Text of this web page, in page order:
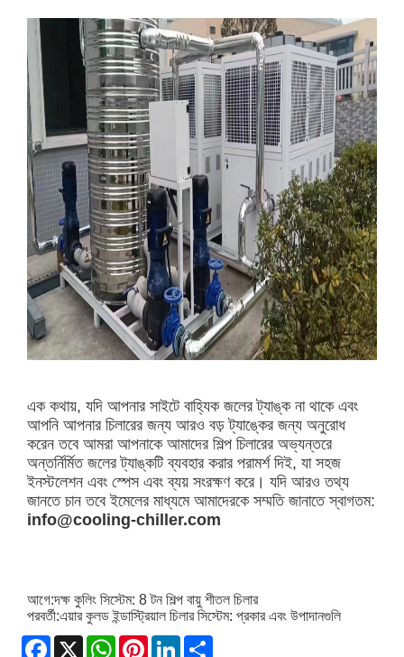
এক কথায়, যদি আপনার সাইটে বাহ্যিক জলের ট্যাঙ্ক না থাকে এবং
আপনি আপনার চিলারের জন্য আরও বড় ট্যাঙ্কের জন্য অনুরোধ
করেন তবে আমরা আপনাকে আমাদের শিল্প চিলারের অভ্যন্তরে
অন্তর্নির্মিত জলের ট্যাঙ্কটি ব্যবহার করার পরামর্শ দিই, যা সহজ
ইনস্টলেশন এবং স্পেস এবং ব্যয় সংরক্ষণ করে। যদি আরও তথ্য
জানতে চান তবে ইমেলের মাধ্যমে আমাদেরকে সম্মতি জানাতে স্বাগতম:
info@cooling-chiller.com
আগে:দক্ষ কুলিং সিস্টেম: 8 টন শিল্প বায়ু শীতল চিলার
পরবর্তী:এয়ার কুলড ইন্ডাস্ট্রিয়াল চিলার সিস্টেম: প্রকার এবং উপাদানগুলি
Facebook
X WhatsApp
PinterestLinkedIn